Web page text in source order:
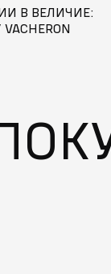
В ВЕЛИЧИЕ: